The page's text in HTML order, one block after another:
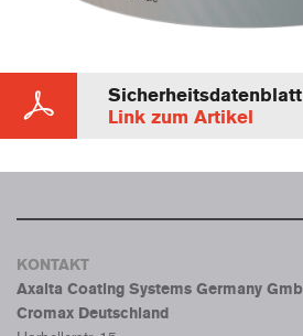
Sicherheitsdatenblatt
Link zum Artikel
KONTAKT
Axalta Coating Systems Germany
Cromax Deutschland